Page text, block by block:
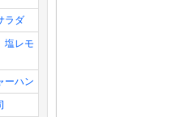
ラダ
塩レモ
ーハン